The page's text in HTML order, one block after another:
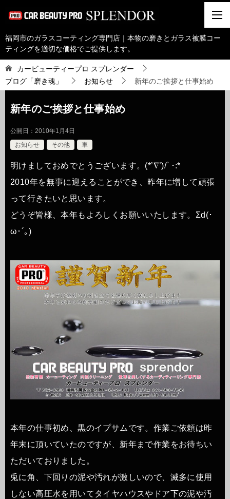
福岡市のガラスコーティング専門店｜本物の磨きとガラス被膜コー
ティングを適切な価格でご提供します。
カービューティープロ スプレンダー
ブログ「磨き魂」
お知らせ 新年のご挨拶と仕事始め
新年のご挨拶と仕事始め
公開日： 2010年1月4日
お知らせ
その他 車
明けましておめでとうございます。(*’∇’)/ﾟ･:*
2010年を無事に迎えることができ、昨年に増して頑張
って行きたいと思います。
どうぞ皆様、本年もよろしくお願いいたします。Σd(･
ω･´｡)
本年の仕事初め、黒のイプサムです。作業ご依頼は昨
年末に頂いていたのですが、新年まで作業をお待ちい
ただいておりました。
兎に角、下回りの泥や汚れが激しいので、滅多に使用
しない高圧水を用いてタイヤハウスやドア下の泥や汚